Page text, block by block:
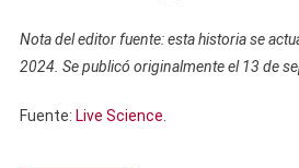
Nota del editor fuente: esta historia se
2024. Se publicó originalmente el 13 de
Fuente: Live Science